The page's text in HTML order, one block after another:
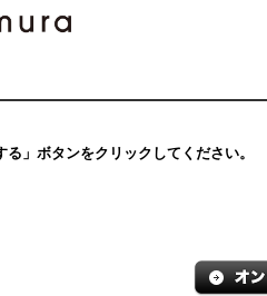
」ボタンをクリックしてください。